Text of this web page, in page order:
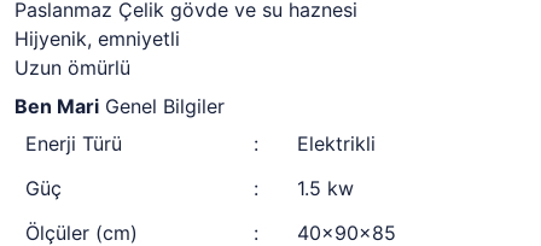
Paslanmaz Çelik gövde ve su haznesi
Hijyenik, emniyetli
Uzun ömürlü
Ben Mari Genel Bilgiler
Enerji Türü
:
Elektrikli
Güç
:
1.5 kw
Ölçüler (cm)
:
40x90x85